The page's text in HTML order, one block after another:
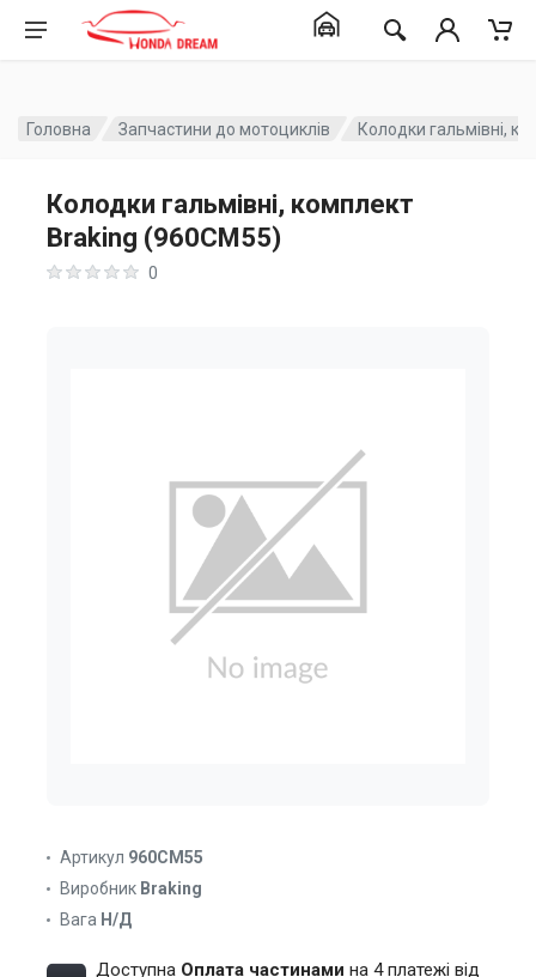
Головна Запчастини до мотоциклів Колодки гальмівні,
Колодки гальмівні, комплект
Braking (960CM55)
0
Артикул 960CM55
Виробник Braking
Вага Н/Д
Доступна Оплата частинами на 4 платежі від